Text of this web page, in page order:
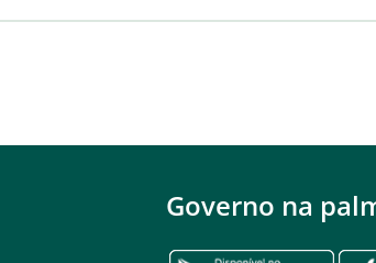
Governo na